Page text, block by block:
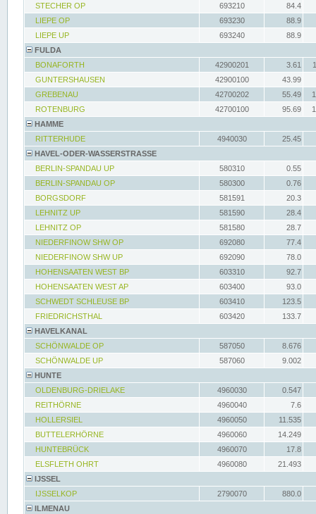
STECHER OP
693210
84.4
LIEPE OP
693230
88.9
LIEPE UP
693240
88.9
FULDA
BONAFORTH
42900201 3.61
GUNTERSHAUSEN
42900100
43.99
GREBENAU
42700202 55.49
ROTENBURG
42700100 95.69
HAMME
RITTERHUDE
4940030
25.45
HAVEL-ODER-WASSERSTRASSE
BERLIN-SPANDAU UP
580310
0.55
BERLIN-SPANDAU OP
580300
0.76
BORGSDORF
581591
20.3
LEHNITZ UP
581590
28.4
LEHNITZ OP
581580
28.7
NIEDERFINOW SHW OP
692080
77.4
NIEDERFINOW SHW UP
692090
78.0
HOHENSAATEN WEST BP
603310
92.7
HOHENSAATEN WEST AP
603400
93.0
SCHWEDT SCHLEUSE BP
603410
123.5
FRIEDRICHSTHAL
603420
133.7
HAVELKANAL
SCHÖNWALDE OP
587050
8.676
SCHÖNWALDE UP
587060
9.002
HUNTE
OLDENBURG-DRIELAKE
4960030
0.547
REITHÖRNE
4960040
7.6
HOLLERSIEL
4960050
11.535
BUTTELERHÖRNE
4960060
14.249
HUNTEBRÜCK
4960070
17.8
ELSFLETH OHRT
4960080
21.493
IJSSEL
IJSSELKOP
2790070
880.0
ILMENAU